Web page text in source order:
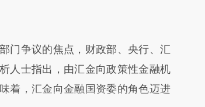
争议的焦点，财政部、央行、汇
人士指出，由汇金向政策性金融机
着，汇金向金融国资委的角色迈进